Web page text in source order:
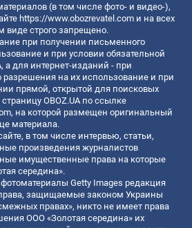
(в том числе фото- и видео-),
https://www.obozrevatel.com и на всех
виде строго запрещено.
при получении письменного
и при условии обязательной
а для интернет-изданий - при
на их использование и при
прямой, открытой для поисковых
OBOZ.UA по ссылке
, на которой размещен оригинальный
материала.
в том числе интервью, статьи,
произведения журналистов
имущественные права на которые
середина».
Getty Images редакция
защищаемые законом Украины
правах», никто не имеет права
ООО «Золотая середина» их